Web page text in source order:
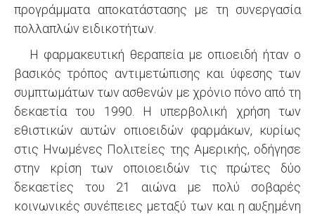
προγράμματα αποκατάστασης με τη συνεργασία
πολλαπλών ειδικοτήτων.
Η φαρμακευτική θεραπεία με οπιοειδή ήταν ο
βασικός τρόπος αντιμετώπισης και ύφεσης των
συμπτωμάτων των ασθενών με χρόνιο πόνο από τη
δεκαετία του 1990. Η υπερβολική χρήση των
εθιστικών αυτών οπιοειδών φαρμάκων, κυρίως
στις Ηνωμένες Πολιτείες της Αμερικής, οδήγησε
στην κρίση των οποιοειδών τις πρώτες δύο
δεκαετίες του 21 αιώνα με πολύ σοβαρές
κοινωνικές συνέπειες μεταξύ των και η αυξημένη